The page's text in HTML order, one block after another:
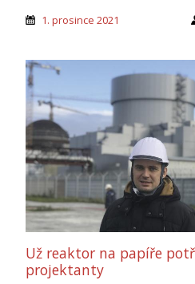
1. prosince 2021
Už reaktor na papíře
projektanty